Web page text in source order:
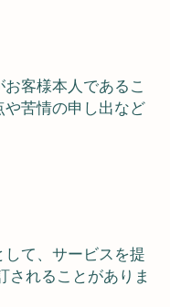
客様本人であるこ
苦情の申し出など
て、サービスを提
されることがありま